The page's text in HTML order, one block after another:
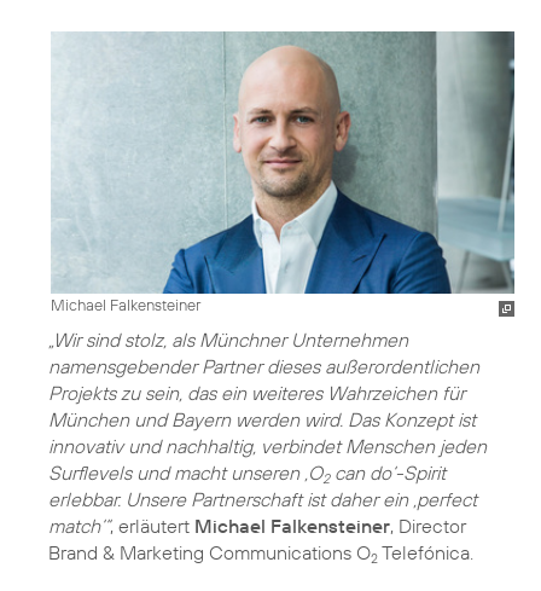
Michael Falkensteiner
„Wir sind stolz, als Münchner Unternehmen
namensgebender Partner dieses außerordentlichen
Projekts zu sein, das ein weiteres Wahrzeichen für
München und Bayern werden wird. Das Konzept ist
innovativ und nachhaltig, verbindet Menschen jeden
Surflevels und macht unseren ‚O2can do‘-Spirit
erlebbar. Unsere Partnerschaft ist daher ein ‚perfect
match‘“, erläutert Michael Falkensteiner, Director
Brand & Marketing Communications O2 Telefónica.